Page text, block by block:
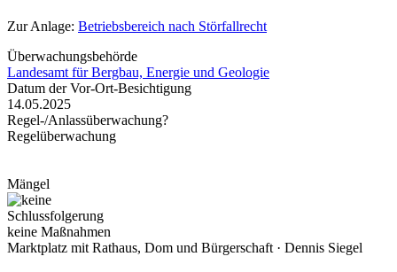
Zur Anlage: Betriebsbereich nach Störfallrecht
Überwachungsbehörde
Landesamt für Bergbau, Energie und Geologie
Datum der Vor-Ort-Besichtigung
14.05.2025
Regel-/Anlassüberwachung?
Regelüberwachung
Mängel
Schlussfolgerung
keine Maßnahmen
Marktplatz mit Rathaus, Dom und Bürgerschaft · Dennis Siegel